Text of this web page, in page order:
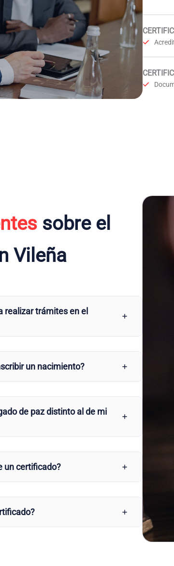
sobre el
Vileña
realizar trámites en el
un nacimiento?
de paz distinto al de mi
un certificado?